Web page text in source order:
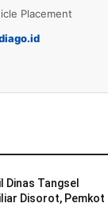
Placement
Dinas Tangsel
Disorot, Pemkot